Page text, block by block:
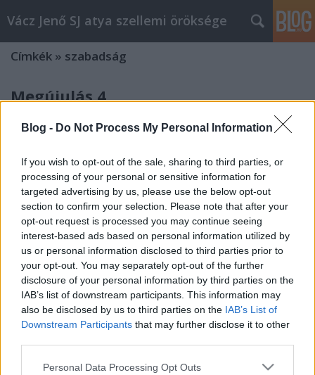
Blog - Do Not Process My Personal Information
If you wish to opt-out of the sale, sharing to third parties, or
processing of your personal or sensitive information for
targeted advertising by us, please use the below opt-out
section to confirm your selection. Please note that after your
opt-out request is processed you may continue seeing
interest-based ads based on personal information utilized by
us or personal information disclosed to third parties prior to
your opt-out. You may separately opt-out of the further
disclosure of your personal information by third parties on the
IAB’s list of downstream participants. This information may
also be disclosed by us to third parties on the IAB’s List of
Downstream Participants that may further disclose it to other
Please note that this website/app uses one or more Google
Personal Data Processing Opt Outs
Vácz Jenő SJ atya szellemi öröksége
Címkék » szabadság
Megújulás 4.
Május 13., húsvét hatodik vasárnapja, helyettesítő
szöveg (B egyházi év) (2003. január 24–26.)(Erre a
vasárnapra nincs az archívumban
prédikáció.Helyette egy 2003 januárjában
tartott,háromnapos lelkigyakorlat negyedik részletét
közöljük.További részek: 1. 2. 3. 5. 6.…
A világszolidaritás-összeesküvés
vaczjenosjadmin •2012. február 11.
Február 12., évközi hatodik vasárnap, helyettesítő
szöveg (B egyházi év)(Erre a vasárnapra nincsaz
archívumban prédikáció.Helyette Jenő atya
életénekmeghatározó élményét idézzük– a saját